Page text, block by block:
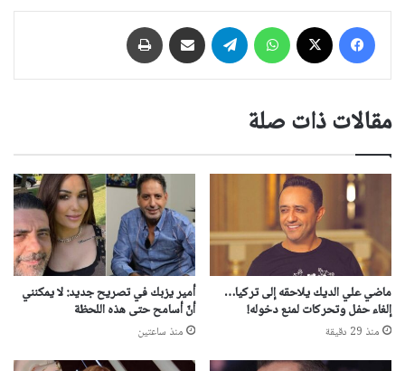
فيسبوك واتساب تيلقرام مشاركة عبر البريد
مقالات ذات صلة
ماضي علي الديك يلاحقه إلى تركيا…
إلغاء حفل وتحركات لمنع دخوله!
منذ 29 دقيقة
أمير يزبك في تصريح جديد: لا يمكنني
أنّ أسامح حتى هذه اللحظة
منذ ساعتين